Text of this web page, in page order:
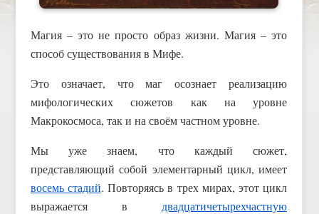
Магия – это не просто образ жизни. Магия – это
способ существования в Мифе.
Это означает, что маг осознает реализацию
мифологических сюжетов как на уровне
Макрокосмоса, так и на своём частном уровне.
Мы уже знаем, что каждый сюжет,
представляющий собой элементарный цикл, имеет
восемь стадий. Повторяясь в трех мирах, этот цикл
выражается в двадцатичетырехчастную